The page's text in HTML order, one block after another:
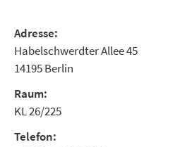
Adresse:
Habelschwerdter Allee 45
14195 Berlin
Raum:
KL 26/225
Telefon: